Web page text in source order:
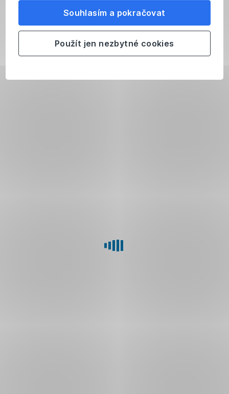
Souhlasím a pokračovat
Použít jen nezbytné cookies